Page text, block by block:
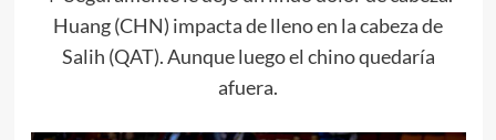
Huang (CHN) impacta de lleno en la cabeza de
Salih (QAT). Aunque luego el chino quedaría
afuera.